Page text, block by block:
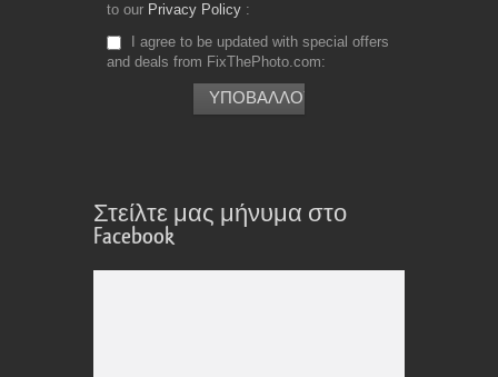
to our Privacy Policy
I agree to be updated with special offers
and deals from FixThePhoto.com
Στείλτε μας μήνυμα στο
Facebook